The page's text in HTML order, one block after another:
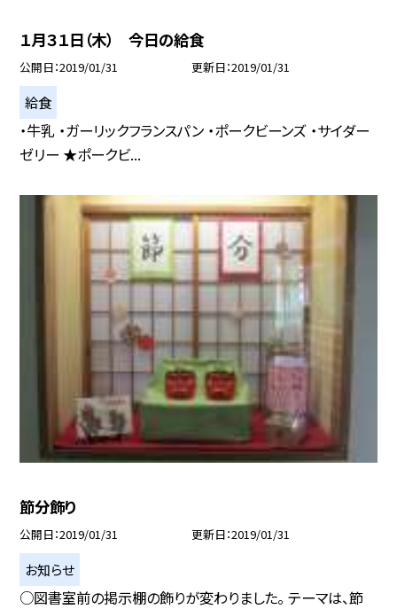
１月３１日（木） 今日の給食
公開日 2019/01/31 更新日 2019/01/31
給食
・牛乳 ・ガーリックフランスパン ・ポークビーンズ ・サイダー
ゼリー ★ポークビ...
節分飾り
公開日 2019/01/31 更新日 2019/01/31
お知らせ
○図書室前の掲示棚の飾りが変わりました。 テーマは、節